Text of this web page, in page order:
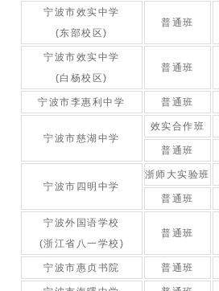
宁波市效实中学
(东部校区)
普通班
宁波市效实中学
(白杨校区)
普通班
宁波市李惠利中学 普通班
宁波市慈湖中学
效实合作班
普通班
宁波市四明中学
浙师大实验班
普通班
宁波外国语学校
(浙江省八一学校)
普通班
宁波市惠贞书院 普通班